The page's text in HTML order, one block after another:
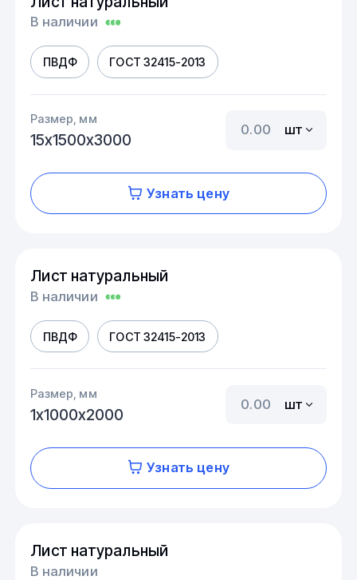
В наличии
ПВДФ ГОСТ 32415-2013
Размер, мм
15х1500х3000
шт
Узнать цену
Лист натуральный
В наличии
ПВДФ ГОСТ 32415-2013
Размер, мм
1х1000х2000
шт
Узнать цену
Лист натуральный
В наличии